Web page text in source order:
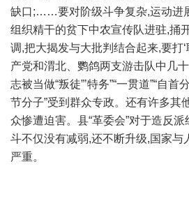
缺口;……要对阶级斗争复杂,运动进
组织精干的贫下中农宣传队进驻,捅
调,把大揭发与大批判结合起来,要打‘
产党和渭北、鹦鸽两支游击队中几
志被当做“叛徒”’特务”“一贯道”“自首
节分子”受到群众专政。还有许多其
众惨遭迫害。县“革委会”对于造反
斗不仅没有减弱,还不断升级,国家与
严重。